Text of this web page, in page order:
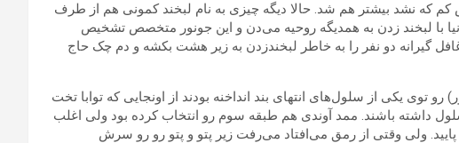
کم که نشد بیشتر هم شد. حالا دیگه چیزی به نام لبخند کمونی هم از طرف
با لبخند زدن به همدیگه روحیه می‌دن و این جونور متخصص تشخیص
گیرانه دو نفر را به خاطر لبخندزدن به زیر هشت بکشه و دم چک حاج
توی یکی از سلول‌های انتهای بند انداخنه بودند از اونجایی که توابا تخت
داشته باشند. ممد آوندی هم طبقه سوم رو انتخاب کرده بود ولی اغلب
ولی وقتی از رمق می‌افتاد می‌رفت زیر پتو و پتو رو رو سرش